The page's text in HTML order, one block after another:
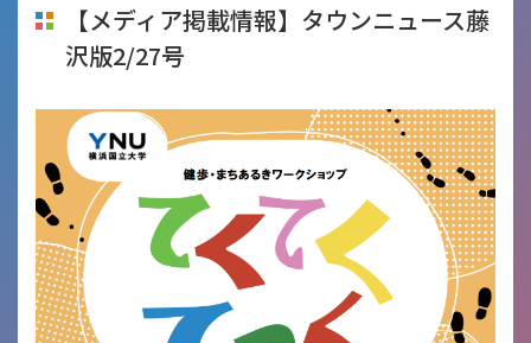
【メディア掲載情報】タウンニュース藤
沢版2/27号